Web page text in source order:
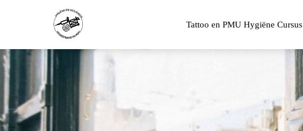
Tattoo en PMU Hygiëne Cursus